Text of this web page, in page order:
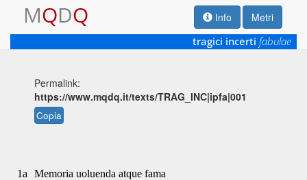
MQDQ Info
Metri
tragici incerti fabulae
Permalink:
https://www.mqdq.it/texts/TRAG_INC|ipfa|001
Copia
1a Memoria uoluenda atque fama